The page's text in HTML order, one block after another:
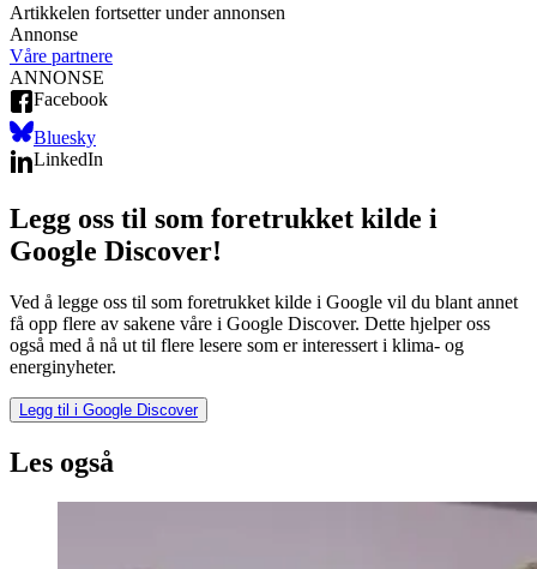
Artikkelen fortsetter under annonsen
Annonse
Våre partnere
ANNONSE
Facebook
Bluesky
LinkedIn
Legg oss til som foretrukket kilde i
Google Discover!
Ved å legge oss til som foretrukket kilde i Google vil du blant annet
få opp flere av sakene våre i Google Discover. Dette hjelper oss
også med å nå ut til flere lesere som er interessert i klima- og
energinyheter.
Legg til i Google Discover
Les også